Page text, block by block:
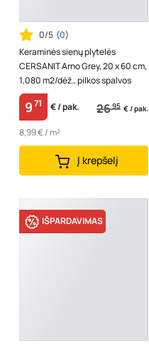
0/5 (0)
Keraminės sienų plytelės
CERSANIT Arno Grey, 20 x 60 cm,
1,080 m2/dėž., pilkos spalvos
971 € / pak. 2695 € / pak.
8,99 € / m²
Į krepšelį
IŠPARDAVIMAS